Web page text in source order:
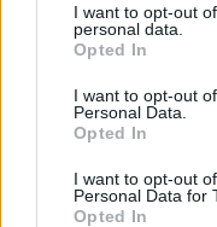
de su consentimiento,
rechazar tal
cualquier momento
visitando nuestra
I want to opt-out
personal data.
Opted In
I want to opt-out
Personal Data.
Opted In
I want to opt-out
Personal Data for
Opted In